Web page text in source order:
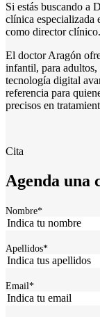
Si estás buscando a
clínica especializada
como director clínico.
El doctor Aragón
infantil, para
tecnología digital
referencia para
precisos en
Cita
Agenda una
Nombre*
Apellidos*
Email*